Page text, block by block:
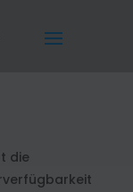
die